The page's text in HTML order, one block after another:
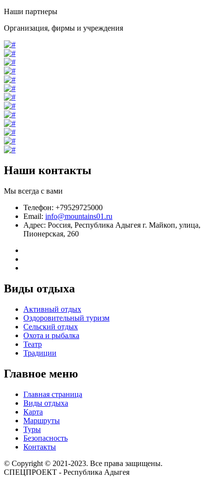
Наши партнеры
Организация, фирмы и учреждения
Наши контакты
Мы всегда с вами
Телефон: +79529725000
Email: info@mountains01.ru
Адрес: Россия, Республика Адыгея г. Майкоп, улица,
Пионерская, 260
Виды отдыха
Активный отдых
Оздоровительный туризм
Сельский отдых
Охота и рыбалка
Театр
Традиции
Главное меню
Главная страница
Виды отдыха
Карта
Маршруты
Туры
Безопасность
Контакты
© Copyright © 2021-2023. Все права защищены.
СПЕЦПРОЕКТ - Республика Адыгея